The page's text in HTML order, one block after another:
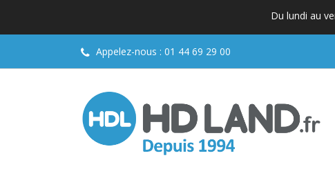
Du lundi au
Appelez-nous : 01 44 69 29 00